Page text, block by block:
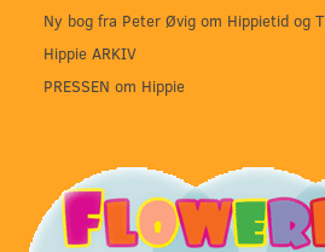
Ny bog fra Peter Øvig om Hippietid og
Hippie ARKIV
PRESSEN om Hippie